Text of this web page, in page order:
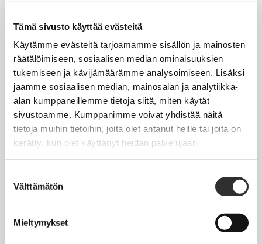
Tämä sivusto käyttää evästeitä
Käytämme evästeitä tarjoamamme sisällön ja mainosten
räätälöimiseen, sosiaalisen median ominaisuuksien
tukemiseen ja kävijämäärämme analysoimiseen. Lisäksi
jaamme sosiaalisen median, mainosalan ja analytiikka-
alan kumppaneillemme tietoja siitä, miten käytät
sivustoamme. Kumppanimme voivat yhdistää näitä
tietoja muihin tietoihin, joita olet antanut heille tai joita on
kerätty, kun olet käyttänyt heidän palvelujaan.
valinta
Välttämätön
Mieltymykset
Uutiset
Blogit
Crux-lehti
JOBI
TYÖELÄMÄOPAS
Työnhaku
Työsuhde ja virkasuhde
virkaehtosopimukset